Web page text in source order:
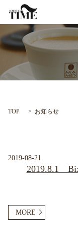
TOP お知らせ
2019-08-21
2019.8.1
MORE